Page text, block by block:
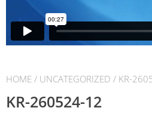
HOME / UNCATEGORIZED / KR-
KR-260524-12